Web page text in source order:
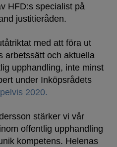
HFD:s specialist på
justitieråden.
med att föra ut
arbetssätt och aktuella
upphandling, inte minst
under Inköpsrådets
2020.
stärker vi vår
offentlig upphandling
kompetens. Helenas